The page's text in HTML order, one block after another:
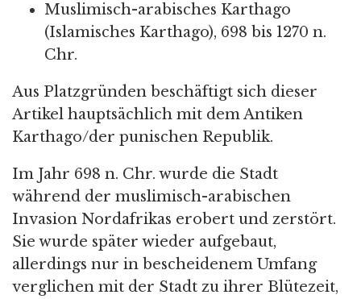
Muslimisch-arabisches Karthago
(Islamisches Karthago), 698 bis 1270 n.
Chr.
Aus Platzgründen beschäftigt sich dieser
Artikel hauptsächlich mit dem Antiken
Karthago/der punischen Republik.
Im Jahr 698 n. Chr. wurde die Stadt
während der muslimisch-arabischen
Invasion Nordafrikas erobert und zerstört.
Sie wurde später wieder aufgebaut,
allerdings nur in bescheidenem Umfang
verglichen mit der Stadt zu ihrer Blütezeit,